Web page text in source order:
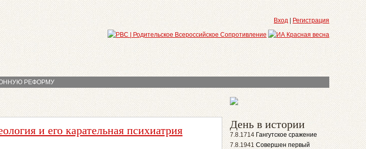
Вход Регистрация
РЕФОРМУ
и его карательная психиатрия
День в истории
7.8.1714 Гангутское сражение
7.8.1941 Совершен первый